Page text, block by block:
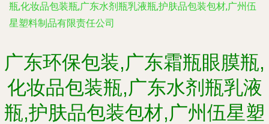
瓶,化妆品包装瓶,广东水剂瓶乳液瓶,护肤品包装包材,广州伍
星塑料制品有限责任公司
广东环保包装,广东霜瓶眼膜瓶,
化妆品包装瓶,广东水剂瓶乳液
瓶,护肤品包装包材,广州伍星塑